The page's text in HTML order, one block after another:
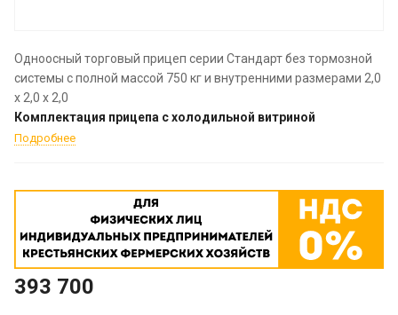
Одноосный торговый прицеп серии Стандарт без тормозной
системы с полной массой 750 кг и внутренними размерами 2,0
х 2,0 х 2,0
Комплектация прицепа с холодильной витриной
Подробнее
393 700